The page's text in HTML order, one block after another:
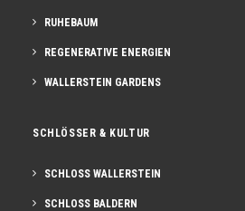
RUHEBAUM
REGENERATIVE ENERGIEN
WALLERSTEIN GARDENS
SCHLÖSSER & KULTUR
SCHLOSS WALLERSTEIN
SCHLOSS BALDERN